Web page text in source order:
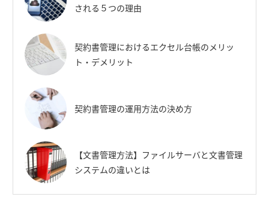
される５つの理由
契約書管理におけるエクセル台帳のメリッ
ト・デメリット
契約書管理の運用方法の決め方
【文書管理方法】ファイルサーバと文書管理
システムの違いとは